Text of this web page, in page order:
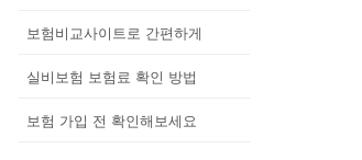
보험비교사이트로 간편하게
실비보험 보험료 확인 방법
보험 가입 전 확인해보세요